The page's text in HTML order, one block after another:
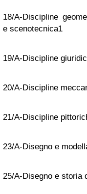
18/A-Discipline
e scenotecnica1
19/A-Discipline
20/A-Discipline
21/A-Discipline
23/A-Disegno e
25/A-Disegno e storia